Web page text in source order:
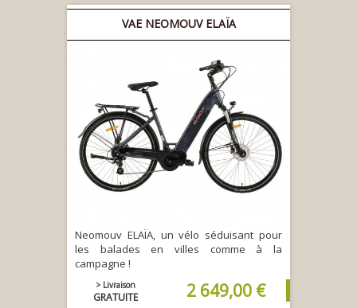
VAE NEOMOUV ELAÏA
Neomouv ELAÏA, un vélo séduisant pour
les balades en villes comme à la
campagne !
> Livraison
GRATUITE 2 649,00 €